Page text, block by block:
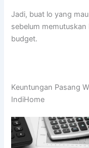
Jadi, buat lo yang
sebelum memutuskan
budget.
Keuntungan Pasang
IndiHome